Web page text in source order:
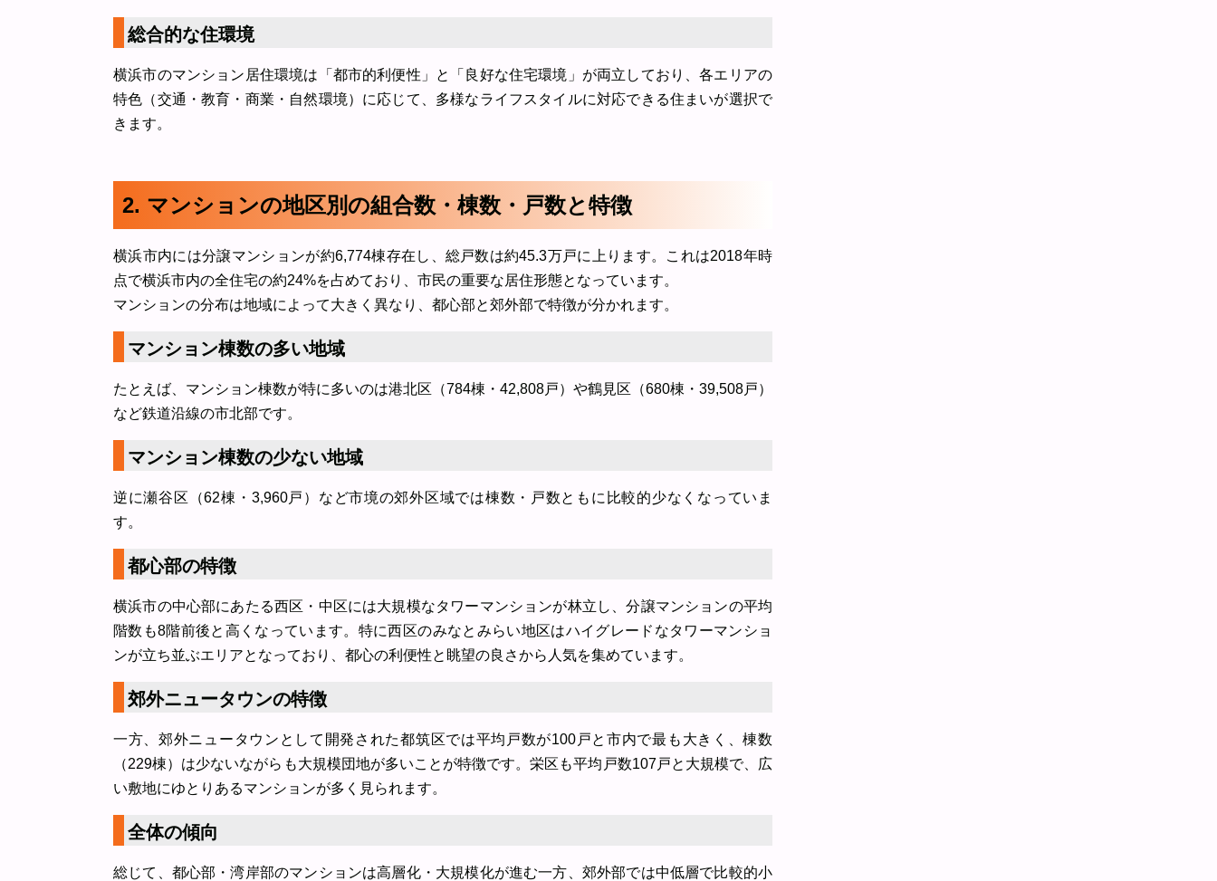
総合的な住環境
横浜市のマンション居住環境は「都市的利便性」と「良好な住宅環境」が両立しており、各エリアの
特色（交通・教育・商業・自然環境）に応じて、多様なライフスタイルに対応できる住まいが選択で
きます。
2. マンションの地区別の組合数・棟数・戸数と特徴
横浜市内には分譲マンションが約6,774棟存在し、総戸数は約45.3万戸に上ります。これは2018年時
点で横浜市内の全住宅の約24%を占めており、市民の重要な居住形態となっています。
マンションの分布は地域によって大きく異なり、都心部と郊外部で特徴が分かれます。
マンション棟数の多い地域
たとえば、マンション棟数が特に多いのは港北区（784棟・42,808戸）や鶴見区（680棟・39,508戸）
など鉄道沿線の市北部です。
マンション棟数の少ない地域
逆に瀬谷区（62棟・3,960戸）など市境の郊外区域では棟数・戸数ともに比較的少なくなっていま
す。
都心部の特徴
横浜市の中心部にあたる西区・中区には大規模なタワーマンションが林立し、分譲マンションの平均
階数も8階前後と高くなっています。特に西区のみなとみらい地区はハイグレードなタワーマンショ
ンが立ち並ぶエリアとなっており、都心の利便性と眺望の良さから人気を集めています。
郊外ニュータウンの特徴
一方、郊外ニュータウンとして開発された都筑区では平均戸数が100戸と市内で最も大きく、棟数
（229棟）は少ないながらも大規模団地が多いことが特徴です。栄区も平均戸数107戸と大規模で、広
い敷地にゆとりあるマンションが多く見られます。
全体の傾向
総じて、都心部・湾岸部のマンションは高層化・大規模化が進む一方、郊外部では中低層で比較的小